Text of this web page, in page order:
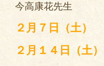
今高康花先生
２月７日（土）
２月１４日（土）